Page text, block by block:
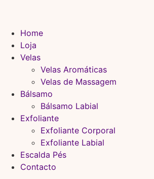
Home
Loja
Velas
Velas Aromáticas
Velas de Massagem
Bálsamo
Bálsamo Labial
Exfoliante
Exfoliante Corporal
Exfoliante Labial
Escalda Pés
Contacto